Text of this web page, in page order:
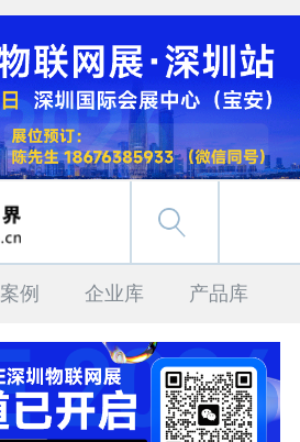
案例 企业库 产品库